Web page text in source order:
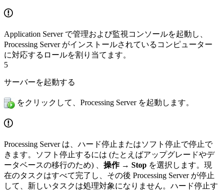
Application Server で管理および監視コンソールを起動し、
Processing Server がインストールされているコンピューター
に対応するロールを割り当てます。
5
サーバーを起動する
をクリックして、Processing Server を起動します。
Processing Server は、ハード停止またはソフト停止で停止で
きます。ソフト停止するには (たとえばアップグレードやデ
ータベースの移行のため) 、 操作 → Stop を選択します。現
在のタスクはすべて完了し、その後 Processing Server が停止
して、新しいタスクは処理対象になりません。ハード停止す